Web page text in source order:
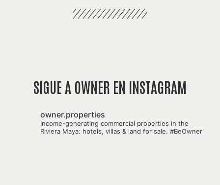
SIGUE A OWNER EN INSTAGRAM
owner.properties
Income-generating commercial properties in the
Riviera Maya: hotels, villas & land for sale. #BeOwner